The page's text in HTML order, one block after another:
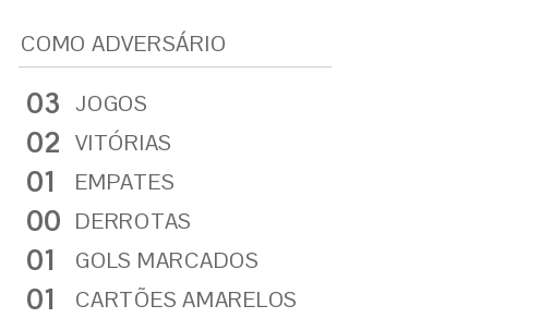
COMO ADVERSÁRIO
03 JOGOS
02 VITÓRIAS
01 EMPATES
00 DERROTAS
01 GOLS MARCADOS
01 CARTÕES AMARELOS